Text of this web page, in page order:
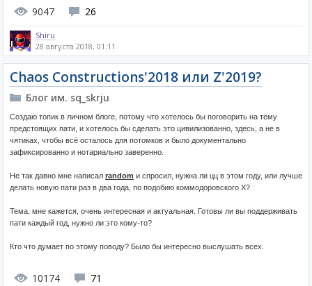
9047 26
Shiru
28 августа 2018, 01:11
Chaos Constructions'2018 или Z'2019?
Блог им. sq_skrju
Создаю топик в личном блоге, потому что хотелось бы поговорить на тему
предстоящих пати, и хотелось бы сделать это цивилизованно, здесь, а не в
чятиках, чтобы всё осталось для потомков и было документально
зафиксированно и нотариально заверенно.
Не так давно мне написал random и спросил, нужна ли цц в этом году, или лучше
делать новую пати раз в два года, по подобию коммодоровского Х?
Тема, мне кажется, очень интересная и актуальная. Готовы ли вы поддерживать
пати каждый год, нужно ли это кому-то?
Кто что думает по этому поводу? Было бы интересно выслушать всех.
10174 71